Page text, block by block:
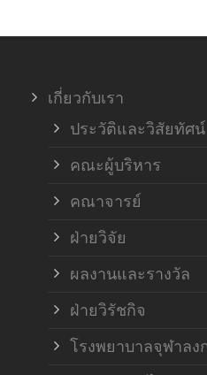
เกี่ยวกับเรา
ประวัติและวิสัยทัศน์
คณะผู้บริหาร
คณาจารย์
ฝ่ายวิจัย
ผลงานและรางวัล
ฝ่ายวิรัชกิจ
โรงพยาบาลจุฬาล